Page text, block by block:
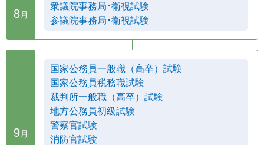
8月
衆議院事務局･衛視試験
参議院事務局･衛視試験
9月
国家公務員一般職（高卒）試験
国家公務員税務職試験
裁判所一般職（高卒）試験
地方公務員初級試験
警察官試験
消防官試験